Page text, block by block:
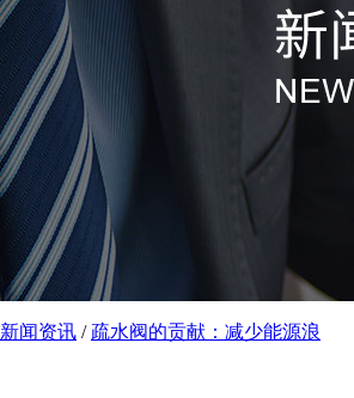
新闻资讯 /疏水阀的贡献：减少能源浪